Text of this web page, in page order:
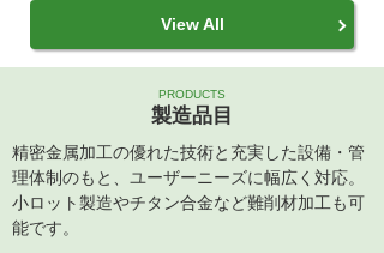
View All
PRODUCTS
製造品目
精密金属加工の優れた技術と充実した設備・管
理体制のもと、ユーザーニーズに幅広く対応。
小ロット製造やチタン合金など難削材加工も可
能です。